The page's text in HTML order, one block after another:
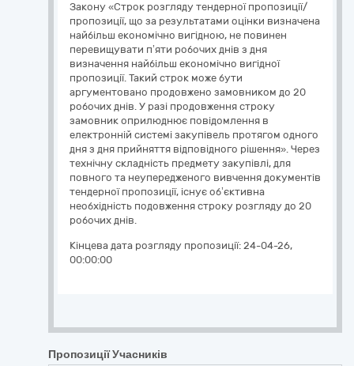
Закону «Строк розгляду тендерної пропозиції/
пропозиції, що за результатами оцінки визначена
найбільш економічно вигідною, не повинен
перевищувати п’яти робочих днів з дня
визначення найбільш економічно вигідної
пропозиції. Такий строк може бути
аргументовано продовжено замовником до 20
робочих днів. У разі продовження строку
замовник оприлюднює повідомлення в
електронній системі закупівель протягом одного
дня з дня прийняття відповідного рішення». Через
технічну складність предмету закупівлі, для
повного та неупередженого вивчення документів
тендерної пропозиції, існує об’єктивна
необхідність подовження строку розгляду до 20
робочих днів.
Кінцева дата розгляду пропозиції: 24-04-26,
00:00:00
Пропозиції Учасників